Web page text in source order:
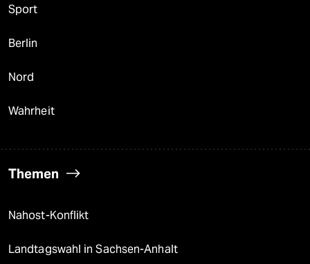
Sport
Berlin
Nord
Wahrheit
Themen
Nahost-Konflikt
Landtagswahl in Sachsen-Anhalt